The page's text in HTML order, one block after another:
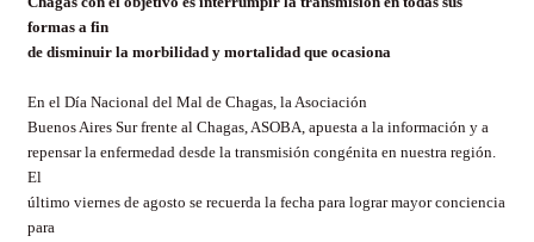
formas a fin
de disminuir la morbilidad y mortalidad que ocasiona
En el Día Nacional del Mal de Chagas, laAsociación
Buenos Aires Sur frente al Chagas,ASOBA, apuesta a la información y a
repensar la enfermedad desde la transmisión congénita en nuestra región.
El
último viernes de agosto se recuerda la fecha para lograr mayor conciencia
para